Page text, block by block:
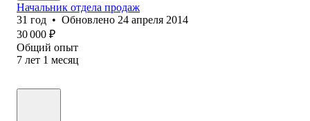
Начальник отдела продаж
31 год • Обновлено 24 апреля 2014
30 000 ₽
Общий опыт
7 лет 1 месяц